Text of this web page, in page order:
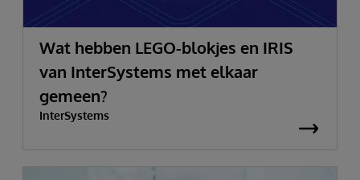
Wat hebben LEGO-blokjes en IRIS
van InterSystems met elkaar
gemeen?
InterSystems